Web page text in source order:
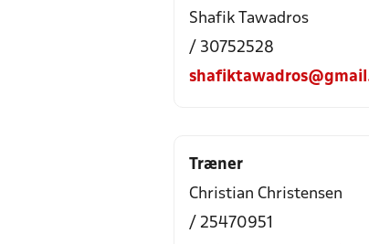
Shafik Tawadros
/ 30752528
Træner
Christian Christensen
/ 25470951